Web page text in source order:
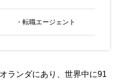
・転職エージェント
ランダにあり、世界中に91